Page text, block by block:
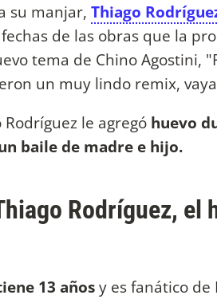
su manjar, Thiago
de las obras que la
tema de Chino Agostini,
un muy lindo remix,
le agregó huevo
baile de madre e hijo.
Rodríguez, el
13 añosy es fanático de